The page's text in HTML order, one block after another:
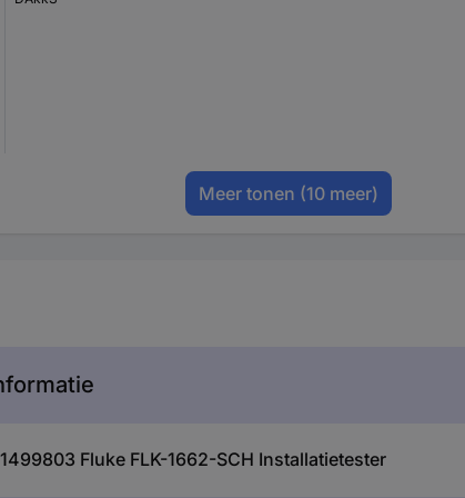
Meer tonen (10 meer)
Fluke FLK-1662-SCH Installatietester